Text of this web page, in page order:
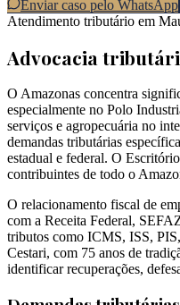
Enviar caso pelo WhatsApp
Atendimento tributário em
Advocacia
O Amazonas concentra
especialmente no Polo
serviços e agropecuária no
demandas tributárias
estadual e federal. O
contribuintes de todo o
O relacionamento fiscal de
com a Receita Federal,
tributos como ICMS, ISS,
Cestari, com 75 anos de
identificar recuperações,